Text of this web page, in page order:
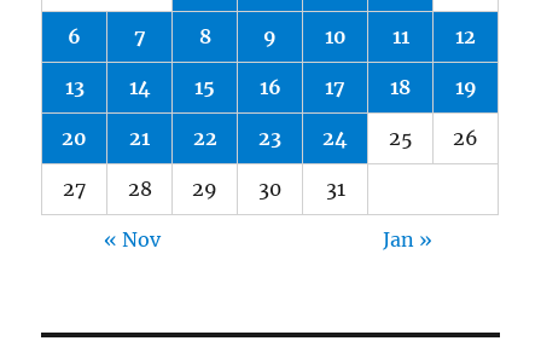
6 7 8 9 10 11 12
13 14 15 16 17 18 19
20 21 22 23 24 25 26
27 28 29 30 31
« Nov Jan »